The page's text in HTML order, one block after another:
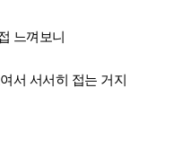
느껴보니
서 서서히 접는 거지